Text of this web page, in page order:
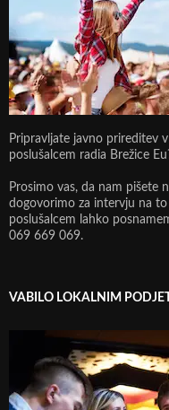
Pripravljate javno prireditev
poslušalcem radia Brežice
Prosimo vas, da nam pišete
dogovorimo za intervju na
poslušalcem lahko
069 669 069.
VABILO LOKALNIM